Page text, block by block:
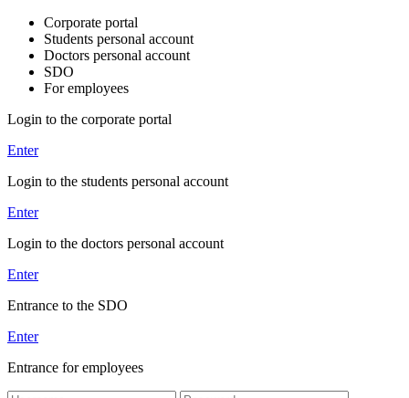
Corporate portal
Students personal account
Doctors personal account
SDO
For employees
Login to the corporate portal
Enter
Login to the students personal account
Enter
Login to the doctors personal account
Enter
Entrance to the SDO
Enter
Entrance for employees